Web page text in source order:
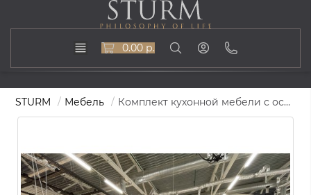
0.00 р.
STURM Мебель Комплект кухонной мебели с островом Lube Clover, цвет серый, 49327